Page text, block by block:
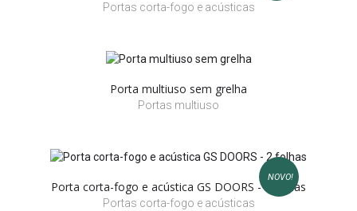
Portas corta-fogo e acústicas
Porta multiuso sem grelha
Portas multiuso
NOVO!
Porta corta-fogo e acústica GS DOORS - 2 folhas
Portas corta-fogo e acústicas